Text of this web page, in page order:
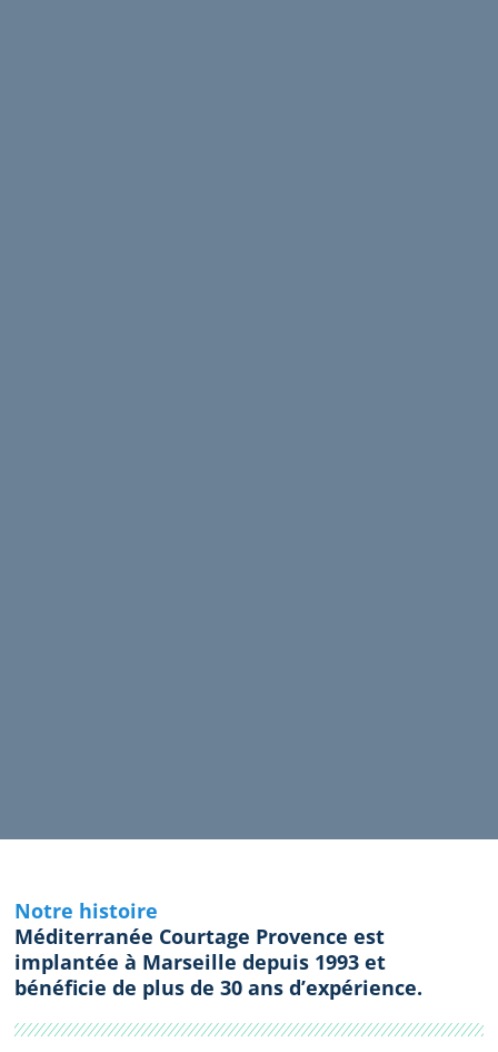
Notre histoire
Méditerranée Courtage Provence est
implantée à Marseille depuis 1993 et
bénéficie de plus de 30 ans d’expérience.